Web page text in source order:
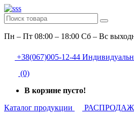
Пн – Пт 08:00 – 18:00 Сб – Вс
+38(067)005-12-44
(0)
В корзине пусто!
Каталог продукции